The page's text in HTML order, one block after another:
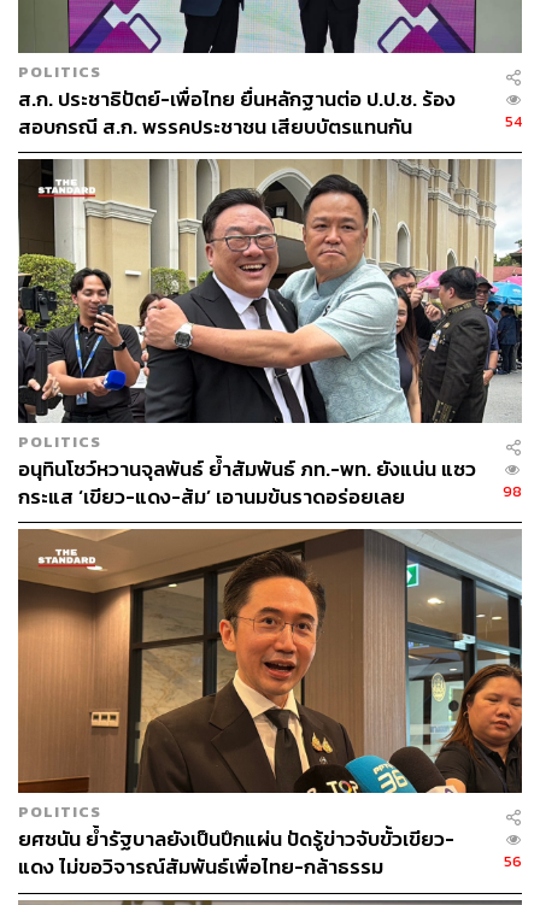
POLITICS
ส.ก. ประชาธิปัตย์-เพื่อไทย ยื่นหลักฐานต่อ ป.ป.ช. ร้อง
สอบกรณี ส.ก. พรรคประชาชน เสียบบัตรแทนกัน
54
POLITICS
อนุทินโชว์หวานจุลพันธ์ ย้ำสัมพันธ์ ภท.-พท. ยังแน่น แซว
กระแส ‘เขียว-แดง-ส้ม’ เอานมข้นราดอร่อยเลย
98
POLITICS
ยศชนัน ย้ำรัฐบาลยังเป็นปึกแผ่น ปัดรู้ข่าวจับขั้วเขียว-
แดง ไม่ขอวิจารณ์สัมพันธ์เพื่อไทย-กล้าธรรม
56